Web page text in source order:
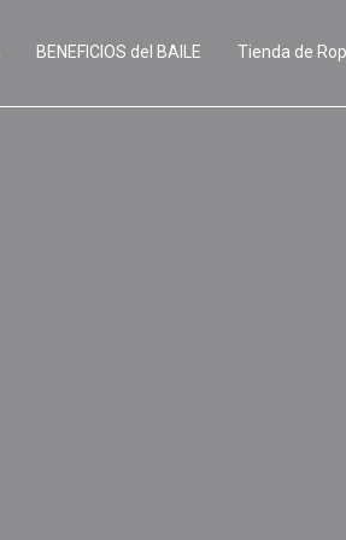
BENEFICIOS del BAILE Tienda de